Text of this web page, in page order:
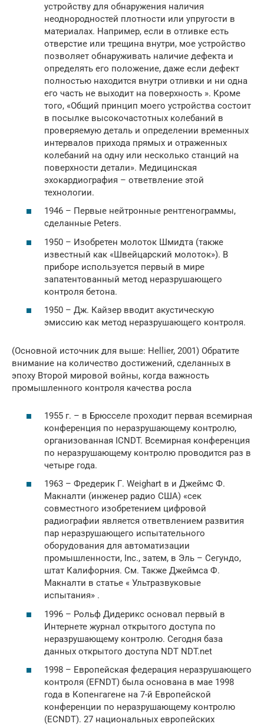
устройству для обнаружения наличия
неоднородностей плотности или упругости в
материалах. Например, если в отливке есть
отверстие или трещина внутри, мое устройство
позволяет обнаруживать наличие дефекта и
определять его положение, даже если дефект
полностью находится внутри отливки и ни одна
его часть не выходит на поверхность ». Кроме
того, «Общий принцип моего устройства состоит
в посылке высокочастотных колебаний в
проверяемую деталь и определении временных
интервалов прихода прямых и отраженных
колебаний на одну или несколько станций на
поверхности детали». Медицинская
эхокардиография – ответвление этой
технологии.
1946 – Первые нейтронные рентгенограммы,
сделанные Peters.
1950 – Изобретен молоток Шмидта (также
известный как «Швейцарский молоток»). В
приборе используется первый в мире
запатентованный метод неразрушающего
контроля бетона.
1950 – Дж. Кайзер вводит акустическую
эмиссию как метод неразрушающего контроля.
(Основной источник для выше: Hellier, 2001) Обратите
внимание на количество достижений, сделанных в
эпоху Второй мировой войны, когда важность
промышленного контроля качества росла
1955 г. – в Брюсселе проходит первая всемирная
конференция по неразрушающему контролю,
организованная ICNDT. Всемирная конференция
по неразрушающему контролю проводится раз в
четыре года.
1963 – Фредерик Г. Weighart в и Джеймс Ф.
Макналти (инженер радио США) «сек
совместного изобретением цифровой
радиографии является ответвлением развития
пар неразрушающего испытательного
оборудования для автоматизации
промышленности, Inc., затем, в Эль – Сегундо,
штат Калифорния. См. Также Джеймса Ф.
Макналти в статье « Ультразвуковые
испытания» .
1996 – Рольф Дидерикс основал первый в
Интернете журнал открытого доступа по
неразрушающему контролю. Сегодня база
данных открытого доступа NDT NDT.net
1998 – Европейская федерация неразрушающего
контроля (EFNDT) была основана в мае 1998
года в Копенгагене на 7-й Европейской
конференции по неразрушающему контролю
(ECNDT). 27 национальных европейских